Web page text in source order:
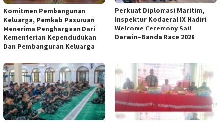
Komitmen Pembangunan
Keluarga, Pemkab Pasuruan
Menerima Penghargaan Dari
Kementerian Kependudukan
Dan Pembangunan Keluarga
Perkuat Diplomasi Maritim,
Inspektur Kodaeral IX Hadiri
Welcome Ceremony Sail
Darwin–Banda Race 2026